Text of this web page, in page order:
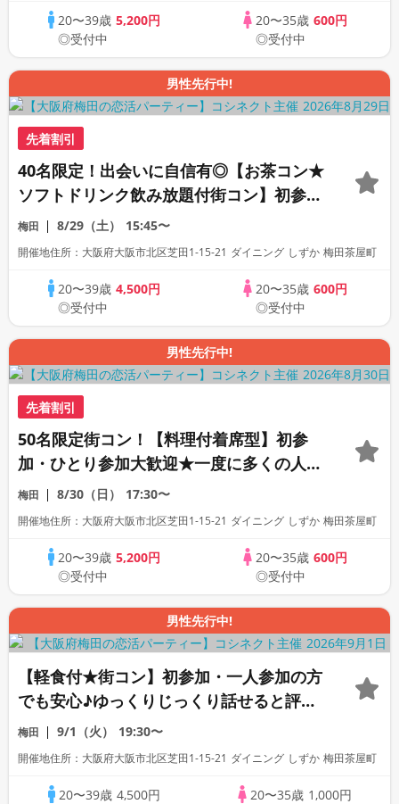
20〜39歳5,200円
◎受付中
20〜35歳 600円
◎受付中
男性先行中!
先着割引
40名限定！出会いに自信有◎【お茶コン★
ソフトドリンク飲み放題付街コン】初参
加・一人参加の方でも安心♪すごく出会え
ると評判の恋活合コンパーティー！
梅田 8/29（土） 15:45〜
開催地住所：大阪府大阪市北区芝田1-15-21 ダイニング しずか 梅田茶屋町
20〜39歳4,500円
◎受付中
20〜35歳 600円
◎受付中
男性先行中!
先着割引
50名限定街コン！【料理付着席型】初参
加・ひとり参加大歓迎★一度に多くの人と
出会える恋活合コンパーティー
梅田 8/30（日） 17:30〜
開催地住所：大阪府大阪市北区芝田1-15-21 ダイニング しずか 梅田茶屋町
20〜39歳5,200円
◎受付中
20〜35歳 600円
◎受付中
男性先行中!
【軽食付★街コン】初参加・一人参加の方
でも安心♪ゆっくりじっくり話せると評判
の恋活合コンパーティー！
梅田 9/1（火） 19:30〜
開催地住所：大阪府大阪市北区芝田1-15-21 ダイニング しずか 梅田茶屋町
20〜39歳 4,500円
20〜35歳 1,000円